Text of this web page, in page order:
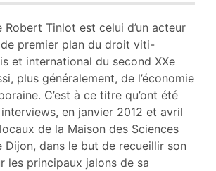
Robert Tinlot est celui d’un acteur
de premier plan du droit viti-
et international du second XXe
plus généralement, de l’économie
C’est à ce titre qu’ont été
en janvier 2012 et avril
de la Maison des Sciences
Dijon, dans le but de recueillir son
les principaux jalons de sa